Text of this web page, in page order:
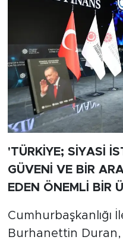
'TÜRKİYE; SİYASİ
GÜVENİ VE BİR
EDEN ÖNEMLİ BİR
Cumhurbaşkanlığı
Burhanettin Duran,